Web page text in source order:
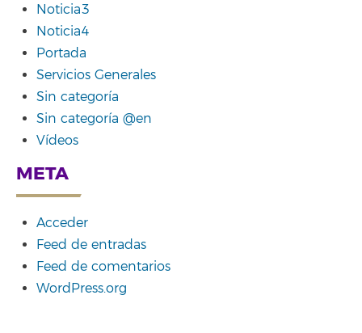
Noticia3
Noticia4
Portada
Servicios Generales
Sin categoría
Sin categoría @en
Vídeos
META
Acceder
Feed de entradas
Feed de comentarios
WordPress.org